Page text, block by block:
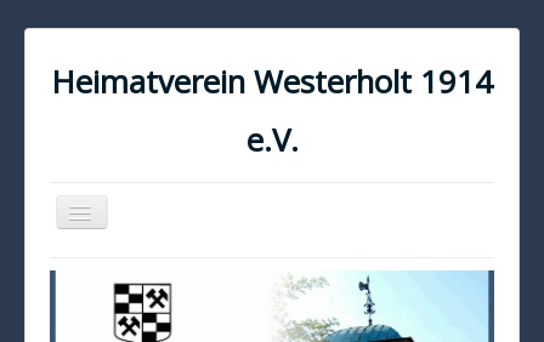
Heimatverein Westerholt 1914
e.V.
Navigation
an/aus
KONTAKT